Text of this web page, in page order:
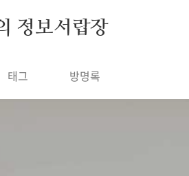
정보서랍장
태그 방명록